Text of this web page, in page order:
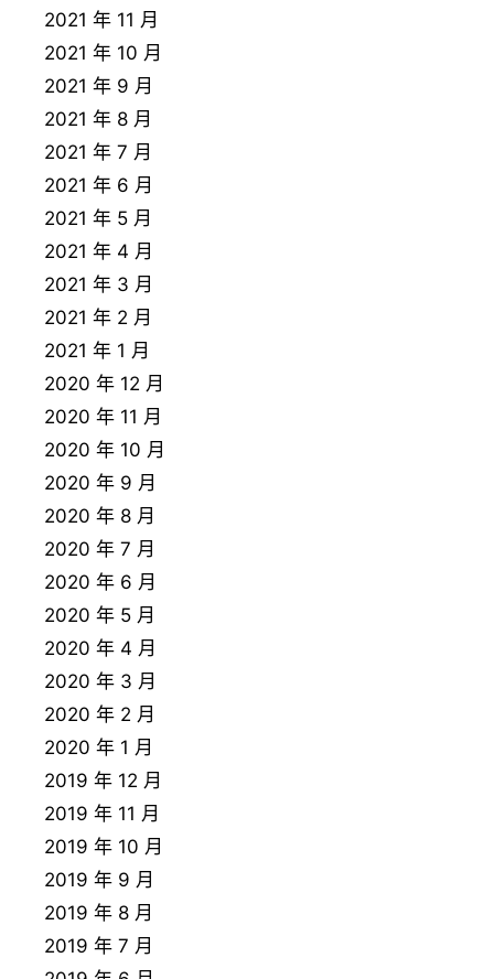
2021 年 11 月
2021 年 10 月
2021 年 9 月
2021 年 8 月
2021 年 7 月
2021 年 6 月
2021 年 5 月
2021 年 4 月
2021 年 3 月
2021 年 2 月
2021 年 1 月
2020 年 12 月
2020 年 11 月
2020 年 10 月
2020 年 9 月
2020 年 8 月
2020 年 7 月
2020 年 6 月
2020 年 5 月
2020 年 4 月
2020 年 3 月
2020 年 2 月
2020 年 1 月
2019 年 12 月
2019 年 11 月
2019 年 10 月
2019 年 9 月
2019 年 8 月
2019 年 7 月